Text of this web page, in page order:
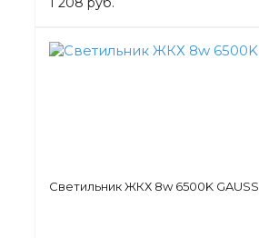
Светильник ЖКХ 8w 6500K GAUSS